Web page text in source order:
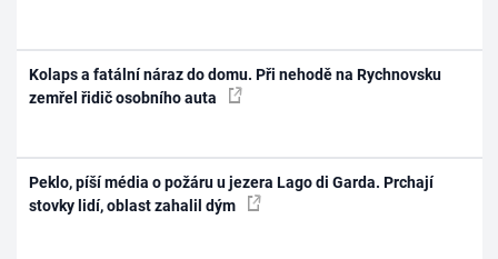
Kolaps a fatální náraz do domu. Při nehodě na Rychnovsku
zemřel řidič osobního auta
Peklo, píší média o požáru u jezera Lago di Garda. Prchají
stovky lidí, oblast zahalil dým